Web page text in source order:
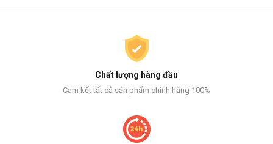
Chất lượng hàng đầu
Cam kết tất cả sản phẩm chính hãng 100%